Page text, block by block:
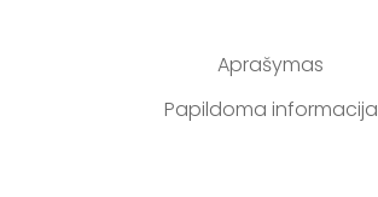
Aprašymas
Papildoma informacija